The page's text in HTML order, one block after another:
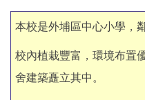
本校是外埔區中心小學，
校內植栽豐富，環境布置
舍建築矗立其中。